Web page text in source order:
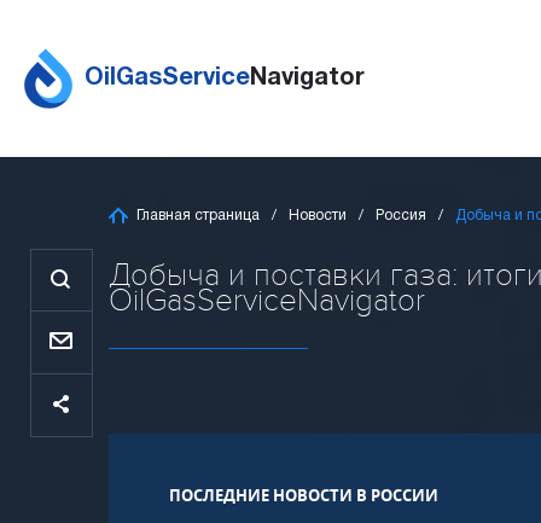
OilGasServiceNavigator
Главная страница Новости Россия Добыча и
Добыча и поставки газа:
OilGasServiceNavigator
ПОСЛЕДНИЕ НОВОСТИ В РОССИИ